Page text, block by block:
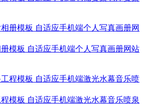
模板 自适应手机端个人写真画册网站
模板 自适应手机端激光水幕音乐喷泉